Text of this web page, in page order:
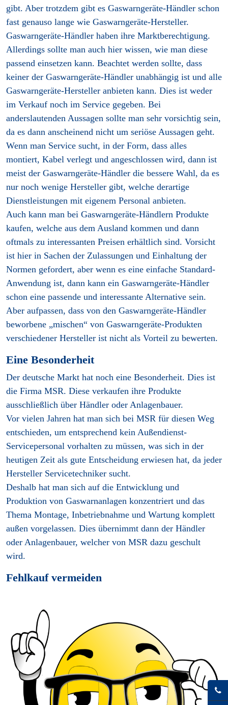
gibt. Aber trotzdem gibt es Gaswarngeräte-Händler schon
fast genauso lange wie Gaswarngeräte-Hersteller.
Gaswarngeräte-Händler haben ihre Marktberechtigung.
Allerdings sollte man auch hier wissen, wie man diese
passend einsetzen kann. Beachtet werden sollte, dass
keiner der Gaswarngeräte-Händler unabhängig ist und alle
Gaswarngeräte-Hersteller anbieten kann. Dies ist weder
im Verkauf noch im Service gegeben. Bei
anderslautenden Aussagen sollte man sehr vorsichtig sein,
da es dann anscheinend nicht um seriöse Aussagen geht.
Wenn man Service sucht, in der Form, dass alles
montiert, Kabel verlegt und angeschlossen wird, dann ist
meist der Gaswarngeräte-Händler die bessere Wahl, da es
nur noch wenige Hersteller gibt, welche derartige
Dienstleistungen mit eigenem Personal anbieten.
Auch kann man bei Gaswarngeräte-Händlern Produkte
kaufen, welche aus dem Ausland kommen und dann
oftmals zu interessanten Preisen erhältlich sind. Vorsicht
ist hier in Sachen der Zulassungen und Einhaltung der
Normen gefordert, aber wenn es eine einfache Standard-
Anwendung ist, dann kann ein Gaswarngeräte-Händler
schon eine passende und interessante Alternative sein.
Aber aufpassen, dass von den Gaswarngeräte-Händler
beworbene „mischen“ von Gaswarngeräte-Produkten
verschiedener Hersteller ist nicht als Vorteil zu bewerten.
Eine Besonderheit
Der deutsche Markt hat noch eine Besonderheit. Dies ist
die Firma MSR. Diese verkaufen ihre Produkte
ausschließlich über Händler oder Anlagenbauer.
Vor vielen Jahren hat man sich bei MSR für diesen Weg
entschieden, um entsprechend kein Außendienst-
Servicepersonal vorhalten zu müssen, was sich in der
heutigen Zeit als gute Entscheidung erwiesen hat, da jeder
Hersteller Servicetechniker sucht.
Deshalb hat man sich auf die Entwicklung und
Produktion von Gaswarnanlagen konzentriert und das
Thema Montage, Inbetriebnahme und Wartung komplett
außen vorgelassen. Dies übernimmt dann der Händler
oder Anlagenbauer, welcher von MSR dazu geschult
wird.
Fehlkauf vermeiden